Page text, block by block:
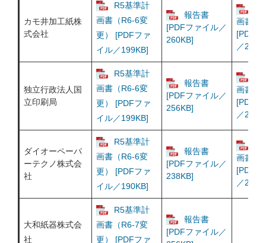
カモ井加工紙株
式会社
R5基準計
画書（R6-6変
更） [PDFファ
イル／199KB]
報告書
[PDFファイル／
260KB]
画書（
[PDFフ
／
独立行政法人国
立印刷局
R5基準計
画書（R6-6変
更） [PDFファ
イル／199KB]
報告書
[PDFファイル／
256KB]
画書（
[PDFフ
／
ダイオーペーパ
ーテクノ株式会
社
R5基準計
画書（R6-6変
更） [PDFファ
イル／190KB]
報告書
[PDFファイル／
238KB]
画書（
[PDFフ
／
大和紙器株式会
社
R5基準計
画書（R6-7変
更） [PDFファ
報告書
[PDFファイル／